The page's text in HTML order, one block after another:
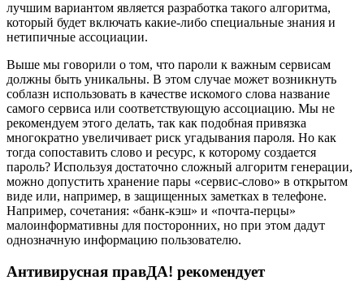
лучшим вариантом является разработка такого алгоритма,
который будет включать какие-либо специальные знания и
нетипичные ассоциации.
Выше мы говорили о том, что пароли к важным сервисам
должны быть уникальны. В этом случае может возникнуть
соблазн использовать в качестве искомого слова название
самого сервиса или соответствующую ассоциацию. Мы не
рекомендуем этого делать, так как подобная привязка
многократно увеличивает риск угадывания пароля. Но как
тогда сопоставить слово и ресурс, к которому создается
пароль? Используя достаточно сложный алгоритм генерации,
можно допустить хранение пары «сервис-слово» в открытом
виде или, например, в защищенных заметках в телефоне.
Например, сочетания: «банк-кэш» и «почта-перцы»
малоинформативны для посторонних, но при этом дадут
однозначную информацию пользователю.
Антивирусная правДА! рекомендует